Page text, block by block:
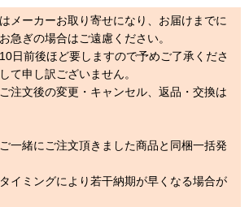
メーカーお取り寄せになり、お届けまでに
急ぎの場合はご遠慮ください。
日前後ほど要しますので予めご了承くださ
て申し訳ございません。
注文後の変更・キャンセル、返品・交換は
一緒にご注文頂きました商品と同梱一括発
イミングにより若干納期が早くなる場合が